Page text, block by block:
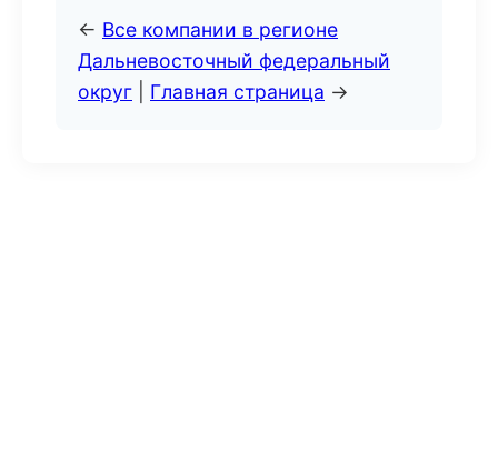
← Все компании в регионе
Дальневосточный федеральный
округ
Главная страница →